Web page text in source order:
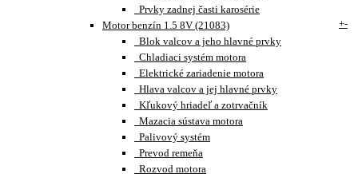
Prvky zadnej časti karosérie
Motor benzín 1.5 8V (21083)
+-
Blok valcov a jeho hlavné prvky
Chladiaci systém motora
Elektrické zariadenie motora
Hlava valcov a jej hlavné prvky
Kľukový hriadeľ a zotrvačník
Mazacia sústava motora
Palivový systém
Prevod remeňa
Rozvod motora